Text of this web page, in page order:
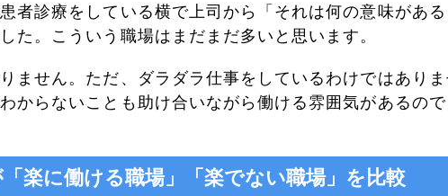
者診療をしている横で上司から「それは何の意味がある
た。こういう職場はまだまだ多いと思います。
ません。ただ、ダラダラ仕事をしているわけではあり
からないことも助け合いながら働ける雰囲気があるので
楽に働ける職場」「 楽でない職場」を比較